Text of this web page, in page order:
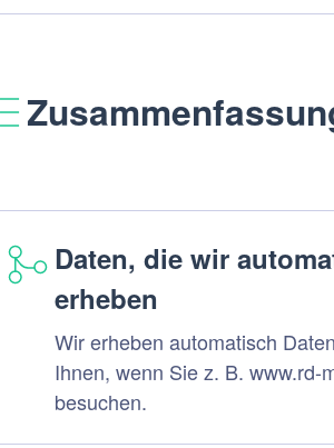
Daten, die wir
erheben
Wir erheben automatisch
Ihnen, wenn Sie z. B. www.rd-
besuchen.